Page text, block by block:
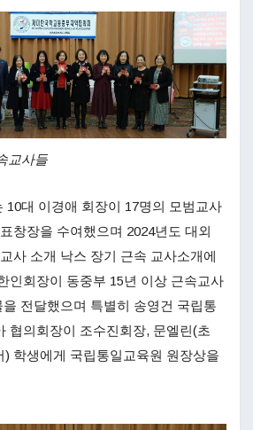
교사들
10대 이경애 회장이 17명의 모범교사
창장을 수여했으며 2024년도 대외
사 소개 낙스 장기 근속 교사소개에
인회장이 동중부 15년 이상 근속교사
전달했으며 특별히 송영건 국립통
협의회장이 조수진회장, 문엘린(초
학생에게 국립통일교육원 원장상을